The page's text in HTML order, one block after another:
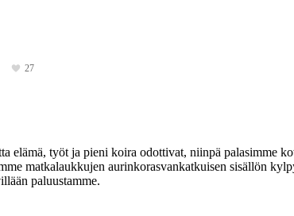
27
työt ja pieni koira odottivat, niinpä palasimme
matkalaukkujen aurinkorasvankatkuisen sisällön
paluustamme.